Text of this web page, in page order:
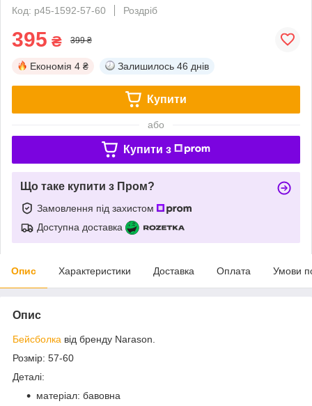
Код: p45-1592-57-60
Роздріб
395 ₴ 399 ₴
Економія 4 ₴ Залишилось 46 днів
Купити
або
Купити з
Що таке купити з Пром?
Замовлення під захистом
Доступна доставка
Опис Характеристики Доставка Оплата Умови
Опис
Бейсболка від бренду Narason.
Розмір: 57-60
Деталі:
матеріал: бавовна